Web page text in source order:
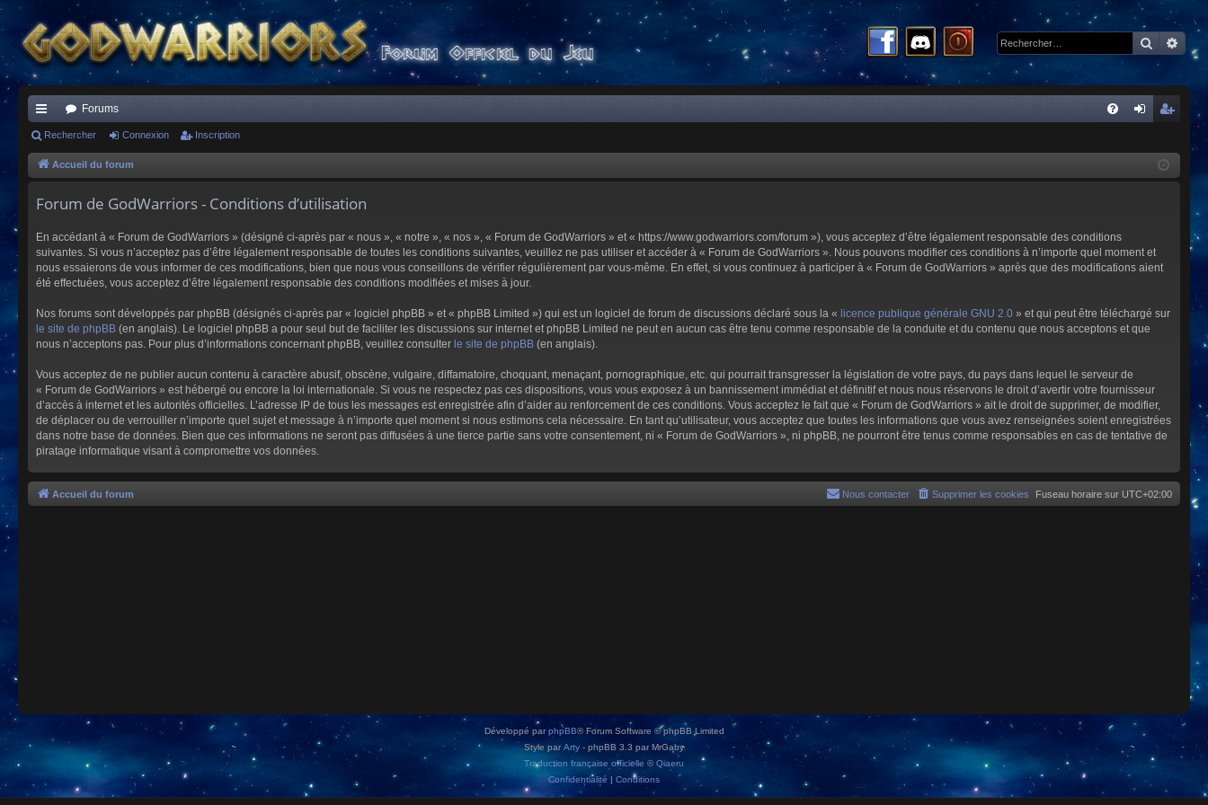
ac
co
s
Forums
cri
Rechercher Connexion Inscription
Accueil du forum
Forum de GodWarriors - Conditions d’utilisation
En accédant à « Forum de GodWarriors » (désigné ci-après par « nous », « notre », « nos », « Forum de GodWarriors » et « https://www.godwarriors.com/forum »), vous acceptez d’être légalement responsable des conditions
suivantes. Si vous n’acceptez pas d’être légalement responsable de toutes les conditions suivantes, veuillez ne pas utiliser et accéder à « Forum de GodWarriors ». Nous pouvons modifier ces conditions à n’importe quel moment et
nous essaierons de vous informer de ces modifications, bien que nous vous conseillons de vérifier régulièrement par vous-même. En effet, si vous continuez à participer à « Forum de GodWarriors » après que des modifications aient
été effectuées, vous acceptez d’être légalement responsable des conditions modifiées et mises à jour.
Nos forums sont développés par phpBB (désignés ci-après par « logiciel phpBB » et « phpBB Limited ») qui est un logiciel de forum de discussions déclaré sous la « licence publique générale GNU 2.0 » et qui peut être téléchargé sur
le site de phpBB (en anglais). Le logiciel phpBB a pour seul but de faciliter les discussions sur internet et phpBB Limited ne peut en aucun cas être tenu comme responsable de la conduite et du contenu que nous acceptons et que
nous n’acceptons pas. Pour plus d’informations concernant phpBB, veuillez consulter le site de phpBB (en anglais).
Vous acceptez de ne publier aucun contenu à caractère abusif, obscène, vulgaire, diffamatoire, choquant, menaçant, pornographique, etc. qui pourrait transgresser la législation de votre pays, du pays dans lequel le serveur de
« Forum de GodWarriors » est hébergé ou encore la loi internationale. Si vous ne respectez pas ces dispositions, vous vous exposez à un bannissement immédiat et définitif et nous nous réservons le droit d’avertir votre fournisseur
d’accès à internet et les autorités officielles. L’adresse IP de tous les messages est enregistrée afin d’aider au renforcement de ces conditions. Vous acceptez le fait que « Forum de GodWarriors » ait le droit de supprimer, de modifier,
de déplacer ou de verrouiller n’importe quel sujet et message à n’importe quel moment si nous estimons cela nécessaire. En tant qu’utilisateur, vous acceptez que toutes les informations que vous avez renseignées soient enregistrées
dans notre base de données. Bien que ces informations ne seront pas diffusées à une tierce partie sans votre consentement, ni « Forum de GodWarriors », ni phpBB, ne pourront être tenus comme responsables en cas de tentative de
piratage informatique visant à compromettre vos données.
Accueil du forum Fuseau horaire sur UTC+02:00
Supprimer les cookies
Nous contacter
Développé parphpBB® Forum Software © phpBB Limited
Style par Arty - phpBB 3.3 par MrGaby
Traduction française officielle ©Qiaeru
Confidentialité | Conditions